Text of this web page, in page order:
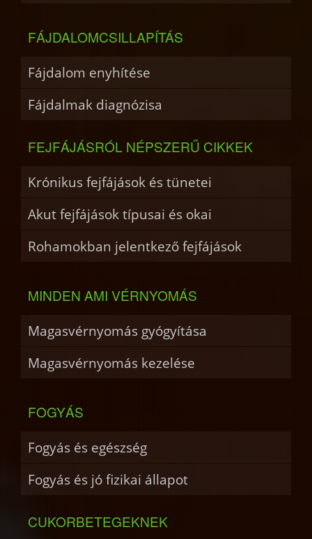
FÁJDALOMCSILLAPÍTÁS
Fájdalom enyhítése
Fájdalmak diagnózisa
FEJFÁJÁSRÓL NÉPSZERŰ CIKKEK
Krónikus fejfájások és tünetei
Akut fejfájások típusai és okai
Rohamokban jelentkező fejfájások
MINDEN AMI VÉRNYOMÁS
Magasvérnyomás gyógyítása
Magasvérnyomás kezelése
FOGYÁS
Fogyás és egészség
Fogyás és jó fizikai állapot
CUKORBETEGEKNEK